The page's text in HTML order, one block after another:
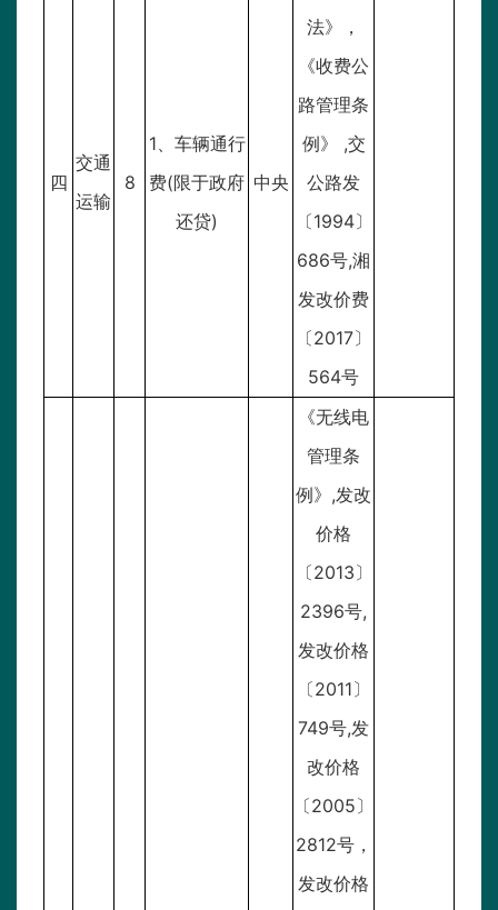
四
交通
运输
8
1、车辆通行
费(限于政府
还贷)
中央
法》，
《收费公
路管理条
例》
,交
公路发
〔1994〕
686号,湘
发改价费
〔2017〕
564号
《无线电
管理条
例》,发改
价格
〔2013〕
2396号,
发改价格
〔2011〕
749号,发
改价格
〔2005〕
2812号，
发改价格